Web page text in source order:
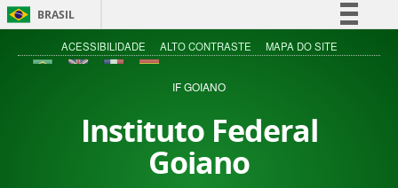
BRASIL
Simplifique!
Acesso à informação
ACESSIBILIDADE ALTO CONTRASTE MAPA DO SITE
IF GOIANO
Instituto Federal
Goiano